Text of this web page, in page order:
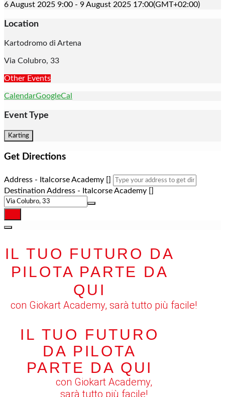
6 August 2025 9:00 - 9 August 2025 17:00(GMT+02:00)
Location
Kartodromo di Artena
Via Colubro, 33
Other Events
CalendarGoogleCal
Event Type
Karting
Get Directions
Address - Italcorse Academy []
Destination Address - Italcorse Academy []
IL TUO FUTURO DA
PILOTA PARTE DA
QUI
con Giokart Academy, sarà tutto più facile!
IL TUO FUTURO
DA PILOTA
PARTE DA QUI
con Giokart Academy,
sarà tutto più facile!